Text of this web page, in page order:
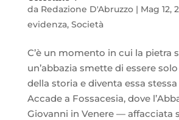
da Redazione D'Abruzzo| Mag 12,
evidenza, Società
C’è un momento in cui la pietra
un’abbazia smette di essere
della storia e diventa essa
Accade a Fossacesia, dove
Giovanni in Venere — affacciata